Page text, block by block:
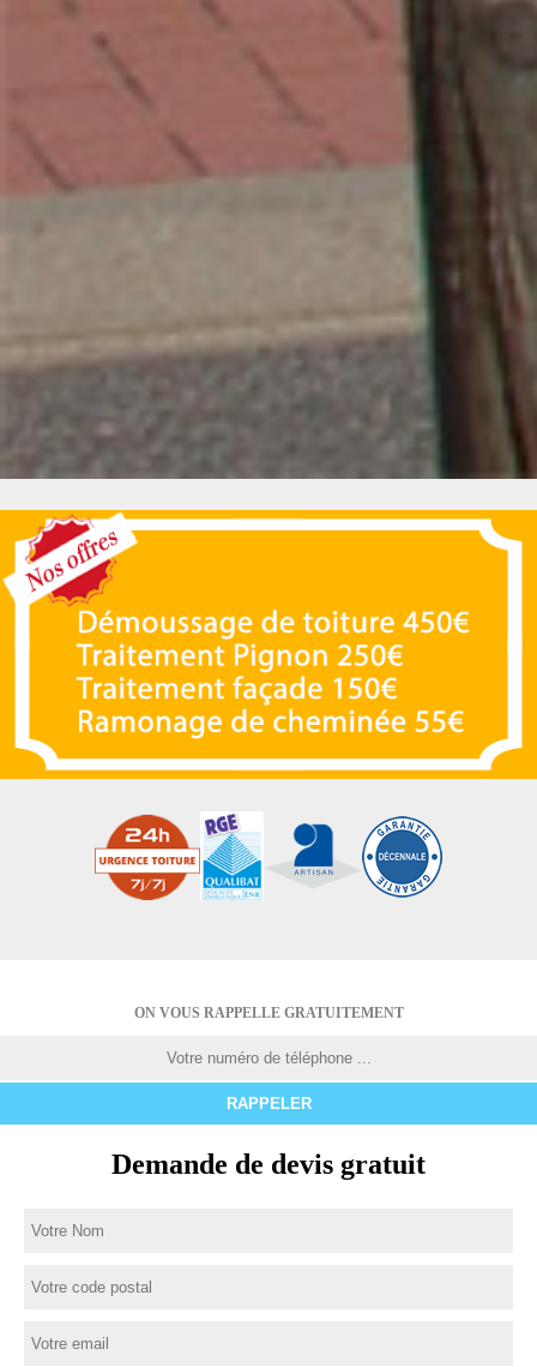
ON VOUS RAPPELLE GRATUITEMENT
Demande de devis gratuit